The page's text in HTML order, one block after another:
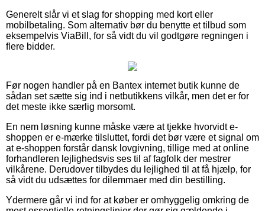
Generelt slår vi et slag for shopping med kort eller
mobilbetaling. Som alternativ bør du benytte et tilbud som
eksempelvis ViaBill, for så vidt du vil godtgøre regningen i
flere bidder.
Før nogen handler på en Bantex internet butik kunne de
sådan set sætte sig ind i netbutikkens vilkår, men det er for
det meste ikke særlig morsomt.
En nem løsning kunne måske være at tjekke hvorvidt e-
shoppen er e-mærke tilsluttet, fordi det bør være et signal om
at e-shoppen forstår dansk lovgivning, tillige med at online
forhandleren lejlighedsvis ses til af fagfolk der mestrer
vilkårene. Derudover tilbydes du lejlighed til at få hjælp, for
så vidt du udsættes for dilemmaer med din bestilling.
Ydermere går vi ind for at køber er omhyggelig omkring de